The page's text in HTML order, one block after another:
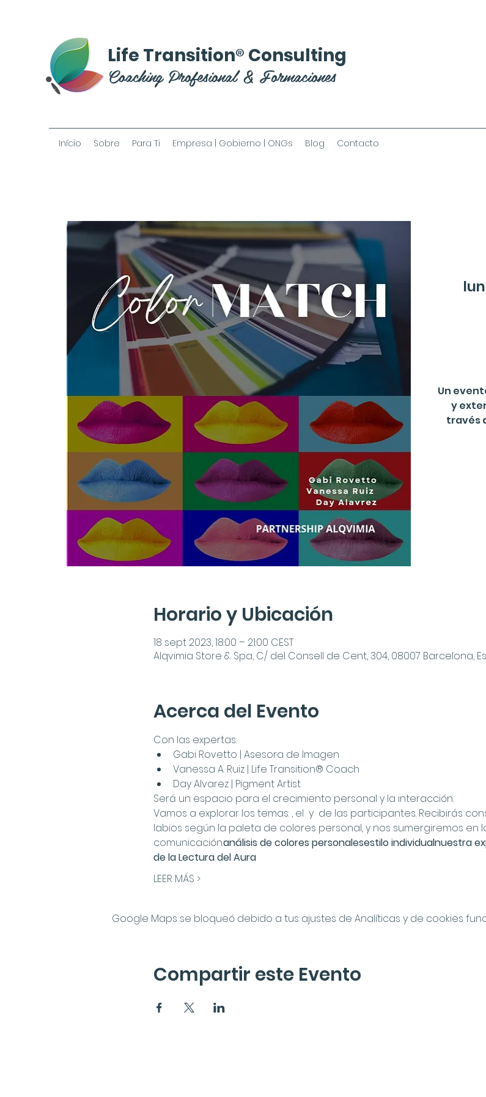
Início Sobre Para Ti Empresa | Gobierno | ONGs Blog Contacto
Life Transition® Consulting
Coaching Profesional & Formaciones
Un
y
través
Horario y Ubicación
18 sept 2023, 18:00 – 21:00 CEST
Alqvimia Store & Spa, C/ del Consell de Cent, 304, 08007 Barcelona,
Acerca del Evento
Con las expertas:
Gabi Rovetto | Asesora de Imagen
Vanessa A. Ruiz | Life Transition® Coach
Day Alvarez | Pigment Artist
Será un espacio para el crecimiento personal y la interacción.
Vamos a explorar los temas: , el y de las participantes. Recibirás
labios según la paleta de colores personal, y nos sumergiremos en
comunicación.análisis de colores personalesestilo individualnuestra
de la Lectura del Aura
LEER MÁS >
Google Maps se bloqueó debido a tus ajustes de Analíticas y de cookies
Compartir este Evento